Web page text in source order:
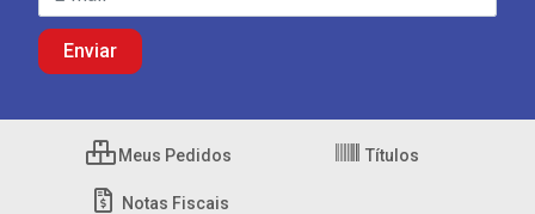
Meus Pedidos Títulos
Notas Fiscais